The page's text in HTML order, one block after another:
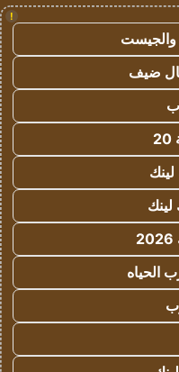
!
والجيست
لينك
لينك
الحياه